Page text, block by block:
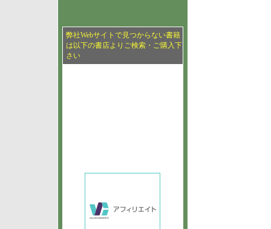
弊社Webサイトで見つからない書籍
は以下の書店よりご検索・ご購入下
さい